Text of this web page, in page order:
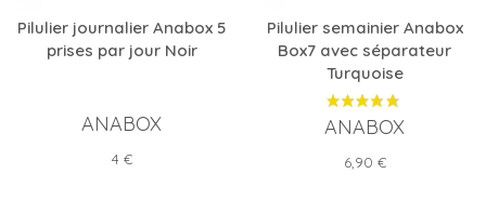
Pilulier journalier Anabox 5
prises par jour Noir
ANABOX
Prix
4 €
Pilulier semainier Anabox
Box7 avec séparateur
Turquoise
ANABOX
Prix
6,90 €